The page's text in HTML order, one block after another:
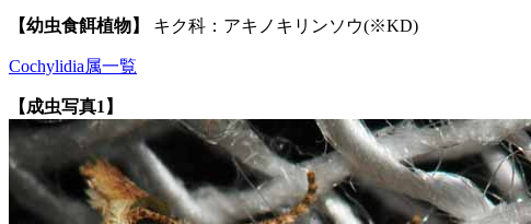
【幼虫食餌植物】 キク科：アキノキリンソウ(※KD)
Cochylidia属一覧
【成虫写真1】